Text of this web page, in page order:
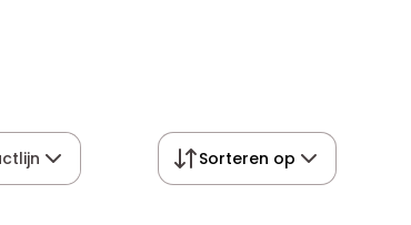
Sorteren op